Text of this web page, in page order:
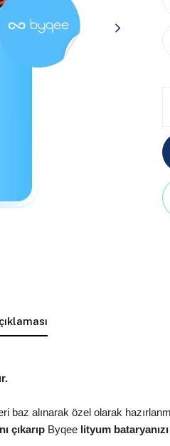
baz alınarak özel olarak
çıkarıp Byqee lityum